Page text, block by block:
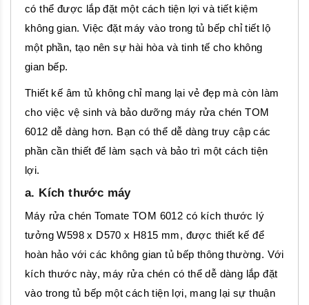
có thể được lắp đặt một cách tiện lợi và tiết kiệm
không gian. Việc đặt máy vào trong tủ bếp chỉ tiết lộ
một phần, tạo nên sự hài hòa và tinh tế cho không
gian bếp.
Thiết kế âm tủ không chỉ mang lại vẻ đẹp mà còn làm
cho việc vệ sinh và bảo dưỡng máy rửa chén TOM
6012 dễ dàng hơn. Bạn có thể dễ dàng truy cập các
phần cần thiết để làm sạch và bảo trì một cách tiện
lợi.
a. Kích thước máy
Máy rửa chén Tomate TOM 6012 có kích thước lý
tưởng W598 x D570 x H815 mm, được thiết kế để
hoàn hảo với các không gian tủ bếp thông thường. Với
kích thước này, máy rửa chén có thể dễ dàng lắp đặt
vào trong tủ bếp một cách tiện lợi, mang lại sự thuận